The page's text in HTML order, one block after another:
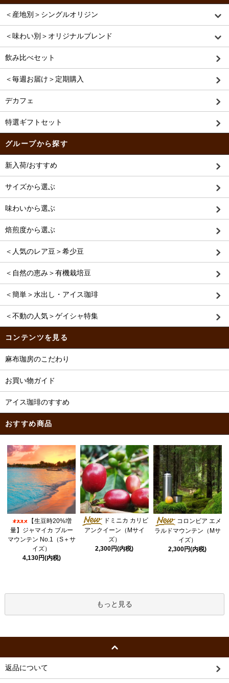
＜産地別＞シングルオリジン
＜味わい別＞オリジナルブレンド
飲み比べセット
＜毎週お届け＞定期購入
デカフェ
特選ギフトセット
グループから探す
新入荷/おすすめ
サイズから選ぶ
味わいから選ぶ
焙煎度から選ぶ
＜人気のレア豆＞希少豆
＜自然の恵み＞有機栽培豆
＜簡単＞水出し・アイス珈琲
＜不動の人気＞ゲイシャ特集
コンテンツを見る
麻布珈房のこだわり
お買い物ガイド
アイス珈琲のすすめ
おすすめ商品
【生豆時20%増
量】ジャマイカ ブルー
マウンテン No.1（S＋サ
イズ）
4,130円(内税)
ドミニカ カリビ
アンクイーン（Mサイ
ズ）
2,300円(内税)
コロンビア エメ
ラルドマウンテン（Mサ
イズ）
2,300円(内税)
もっと見る
返品について